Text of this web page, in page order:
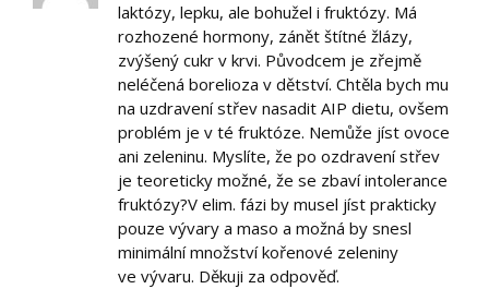
laktózy, lepku, ale bohužel i fruktózy. Má
rozhozené hormony, zánět štítné žlázy,
zvýšený cukr v krvi. Původcem je zřejmě
neléčená borelioza v dětství. Chtěla bych mu
na uzdravení střev nasadit AIP dietu, ovšem
problém je v té fruktóze. Nemůže jíst ovoce
ani zeleninu. Myslíte, že po ozdravení střev
je teoreticky možné, že se zbaví intolerance
fruktózy?V elim. fázi by musel jíst prakticky
pouze vývary a maso a možná by snesl
minimální množství kořenové zeleniny
ve vývaru. Děkuji za odpověď.